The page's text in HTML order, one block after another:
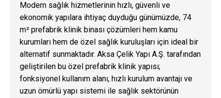
Modern sağlık hizmetlerinin hızlı, güvenli ve
ekonomik yapılara ihtiyaç duyduğu günümüzde, 74
m² prefabrik klinik binası çözümleri hem kamu
kurumları hem de özel sağlık kuruluşları için ideal bir
alternatif sunmaktadır. Aksa Çelik Yapı A.Ş. tarafından
geliştirilen bu özel prefabrik klinik yapısı;
fonksiyonel kullanım alanı, hızlı kurulum avantajı ve
uzun ömürlü yapı sistemi ile sağlık sektörünün